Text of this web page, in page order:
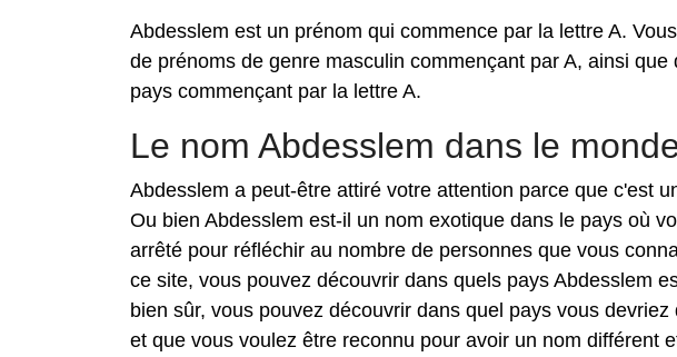
Abdesslem est un prénom qui commence par la lettre A.
de prénoms de genre masculin commençant par A, ainsi
pays commençant par la lettre A.
Le nom Abdesslem dans le
Abdesslem a peut-être attiré votre attention parce que c'est
Ou bien Abdesslem est-il un nom exotique dans le pays où
arrêté pour réfléchir au nombre de personnes que vous
ce site, vous pouvez découvrir dans quels pays Abdesslem
bien sûr, vous pouvez découvrir dans quel pays vous
et que vous voulez être reconnu pour avoir un nom différent